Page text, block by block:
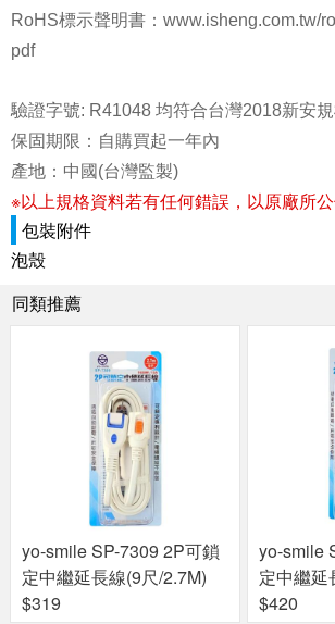
RoHS標示聲明書：www.isheng.com.tw/
pdf
驗證字號: R41048 均符合台灣2018新安
保固期限：自購買起一年內
產地：中國(台灣監製)
※以上規格資料若有任何錯誤，以原廠所公
包裝附件
泡殼
同類推薦
yo-smile SP-7309 2P可鎖
定中繼延長線(9尺/2.7M)
$319
yo-smile
定中繼延
$420